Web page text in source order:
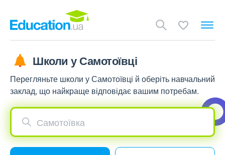
Школи у Самотоївці
Перегляньте школи у Самотоївці й оберіть навчальний
заклад, що найкраще відповідає вашим потребам.
Самотоївка